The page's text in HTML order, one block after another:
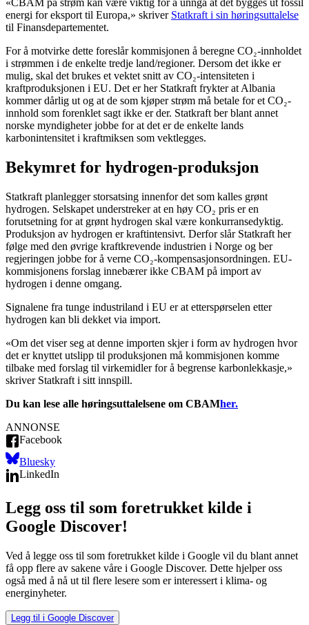
energi for eksport til Europa,» skriver Statkraft i sin høringsuttalelse
til Finansdepartementet.
For å motvirke dette foreslår kommisjonen å beregne CO₂-innholdet
i strømmen i de enkelte tredje land/regioner. Dersom det ikke er
mulig, skal det brukes et vektet snitt av CO₂-intensiteten i
kraftproduksjonen i EU. Det er her Statkraft frykter at Albania
kommer dårlig ut og at de som kjøper strøm må betale for et CO₂-
innhold som forenklet sagt ikke er der. Statkraft ber blant annet
norske myndigheter jobbe for at det er de enkelte lands
karbonintensitet i kraftmiksen som vektlegges.
Bekymret for hydrogen-produksjon
Statkraft planlegger storsatsing innenfor det som kalles grønt
hydrogen. Selskapet understreker at en høy CO₂ pris er en
forutsetning for at grønt hydrogen skal være konkurransedyktig.
Produksjon av hydrogen er kraftintensivt. Derfor slår Statkraft her
følge med den øvrige kraftkrevende industrien i Norge og ber
regjeringen jobbe for å verne CO₂-kompensasjonsordningen. EU-
kommisjonens forslag innebærer ikke CBAM på import av
hydrogen i denne omgang.
Signalene fra tunge industriland i EU er at etterspørselen etter
hydrogen kan bli dekket via import.
«Om det viser seg at denne importen skjer i form av hydrogen hvor
det er knyttet utslipp til produksjonen må kommisjonen komme
tilbake med forslag til virkemidler for å begrense karbonlekkasje,»
skriver Statkraft i sitt innspill.
Du kan lese alle høringsuttalelsene om CBAMher.
ANNONSE
Facebook
Bluesky
LinkedIn
Legg oss til som foretrukket kilde i
Google Discover!
Ved å legge oss til som foretrukket kilde i Google vil du blant annet
få opp flere av sakene våre i Google Discover. Dette hjelper oss
også med å nå ut til flere lesere som er interessert i klima- og
energinyheter.
Legg til i Google Discover